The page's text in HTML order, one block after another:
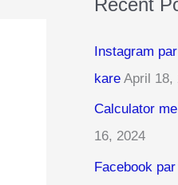
r
h
f
o
r
:
Recent
Instagram
kare April 18,
Calculator
16, 2024
Facebook